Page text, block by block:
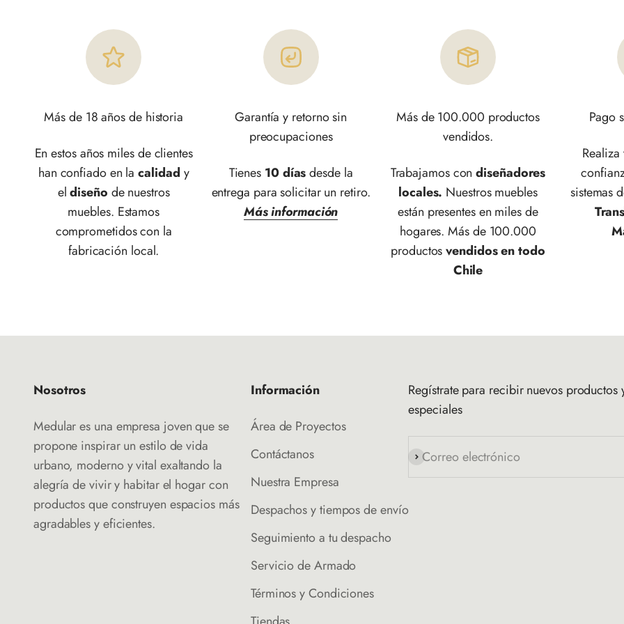
Más de 18 años de historia
En estos años miles de clientes
han confiado en lacalidad y
eldiseño de nuestros
muebles. Estamos
comprometidos con la
fabricación local.
Garantía y retorno sin
preocupaciones
Tienes 10 díasdesde la
entrega para solicitar un retiro.
Más información
Más de 100.000 productos
vendidos.
Trabajamos condiseñadores
locales. Nuestros muebles
están presentes en miles de
hogares. Más de 100.000
productosvendidos en todo
Chile
Pago
sistemas
Nosotros
Medular es una empresa joven que se
propone inspirar un estilo de vida
urbano, moderno y vital exaltando la
alegría de vivir y habitar el hogar con
productos que construyen espacios más
agradables y eficientes.
Información
Área de Proyectos
Contáctanos
Nuestra Empresa
Despachos y tiempos de envío
Seguimiento a tu despacho
Servicio de Armado
Términos y Condiciones
Regístrate para recibir nuevos productos
especiales
Correo electrónico
Suscribirse